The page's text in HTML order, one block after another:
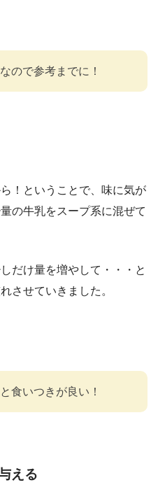
ので参考までに！
！ということで、味に気が
の牛乳をスープ系に混ぜて
だけ量を増やして・・・と
させていきました。
食いつきが良い！
える